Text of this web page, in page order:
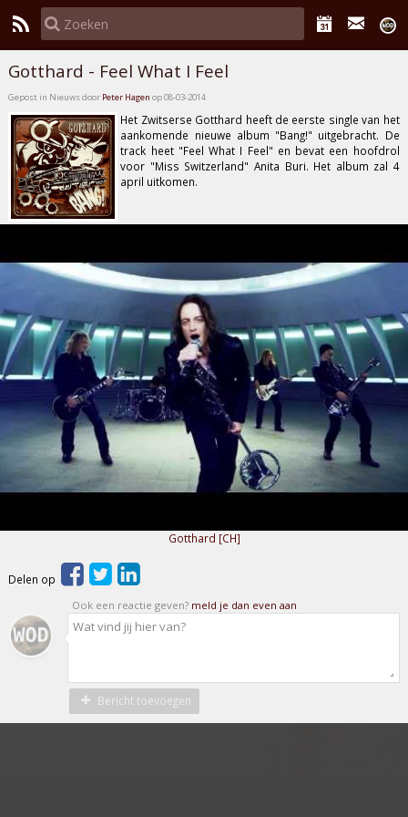
Gotthard - Feel What I Feel
Gepost in Nieuws door Peter Hagen op 08-03-2014
Het Zwitserse Gotthard heeft de eerste single van het
aankomende nieuwe album "Bang!" uitgebracht. De
track heet "Feel What I Feel" en bevat een hoofdrol
voor "Miss Switzerland" Anita Buri. Het album zal 4
april uitkomen.
Gotthard [CH]
Delen op
Ook een reactie geven? meld je dan even aan
Bericht toevoegen